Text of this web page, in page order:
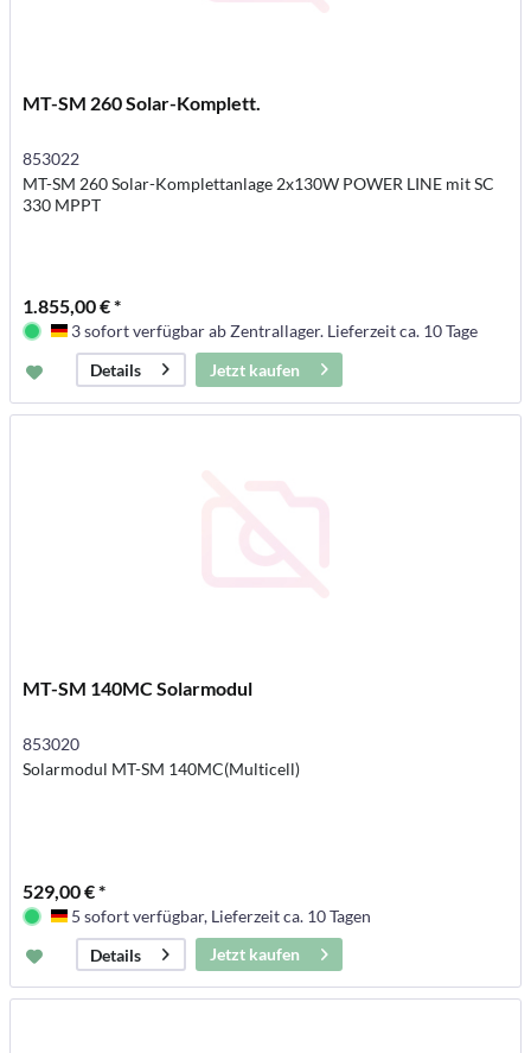
MT-SM 260 Solar-Komplett.
853022
MT-SM 260 Solar-Komplettanlage 2x130W POWER LINE mit SC
330 MPPT
1.855,00 € *
Deutschland
3 sofort verfügbar ab Zentrallager. Lieferzeit ca. 10 Tage
Details
Jetzt kaufen
MT-SM 140MC Solarmodul
853020
Solarmodul MT-SM 140MC(Multicell)
529,00 € *
Deutschland
5 sofort verfügbar, Lieferzeit ca. 10 Tagen
Details
Jetzt kaufen